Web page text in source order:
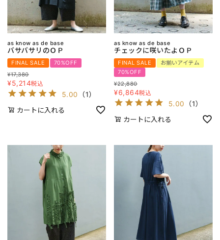
as know as de base
バサバサリのＯＰ
FINAL SALE
70%OFF
¥17,380
¥5,214税込
5.00 （1）
カートに入れる
as know as de base
チェックに咲いたよＯＰ
FINAL SALE
お揃いアイテム
70%OFF
¥22,880
¥6,864税込
5.00 （1）
カートに入れる